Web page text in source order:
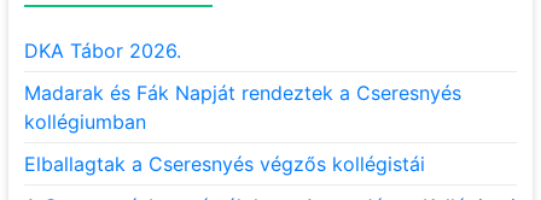
DKA Tábor 2026.
Madarak és Fák Napját rendeztek a Cseresnyés
kollégiumban
Elballagtak a Cseresnyés végzős kollégistái